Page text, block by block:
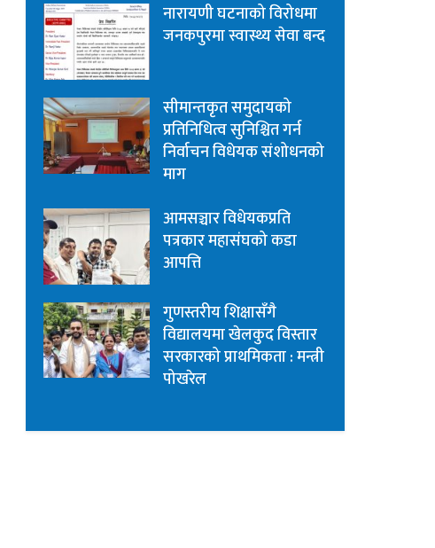
नारायणी घटनाको विरोधमा
जनकपुरमा स्वास्थ्य सेवा बन्द
सीमान्तकृत समुदायको
प्रतिनिधित्व सुनिश्चित गर्न
निर्वाचन विधेयक संशोधनको
माग
आमसञ्चार विधेयकप्रति
पत्रकार महासंघको कडा
आपत्ति
गुणस्तरीय शिक्षासँगै
विद्यालयमा खेलकुद विस्तार
सरकारको प्राथमिकता : मन्त्री
पोखरेल